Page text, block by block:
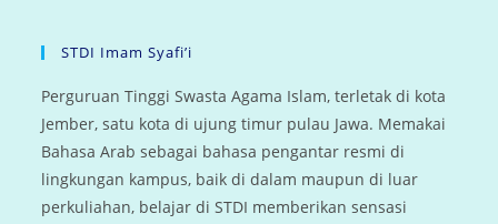
STDI Imam Syafi’i
Perguruan Tinggi Swasta Agama Islam, terletak di kota
Jember, satu kota di ujung timur pulau Jawa. Memakai
Bahasa Arab sebagai bahasa pengantar resmi di
lingkungan kampus, baik di dalam maupun di luar
perkuliahan, belajar di STDI memberikan sensasi